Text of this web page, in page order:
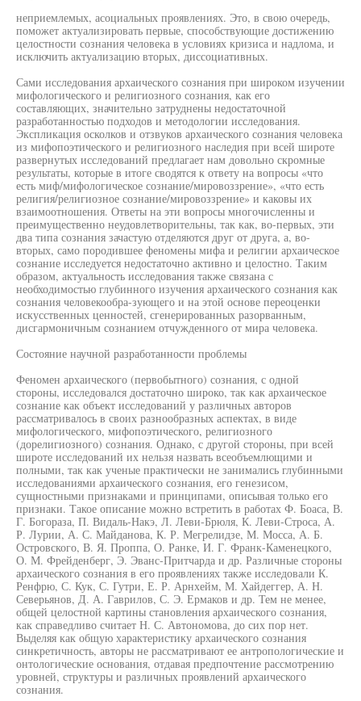
неприемлемых, асоциальных проявлениях. Это, в свою очередь,
поможет актуализировать первые, способствующие достижению
целостности сознания человека в условиях кризиса и надлома, и
исключить актуализацию вторых, диссоциативных.
Сами исследования архаического сознания при широком изучении
мифологического и религиозного сознания, как его
составляющих, значительно затруднены недостаточной
разработанностью подходов и методологии исследования.
Экспликация осколков и отзвуков архаического сознания человека
из мифопоэтического и религиозного наследия при всей широте
развернутых исследований предлагает нам довольно скромные
результаты, которые в итоге сводятся к ответу на вопросы «что
есть миф/мифологическое сознание/мировоззрение», «что есть
религия/религиозное сознание/мировоззрение» и каковы их
взаимоотношения. Ответы на эти вопросы многочисленны и
преимущественно неудовлетворительны, так как, во-первых, эти
два типа сознания зачастую отделяются друг от друга, а, во-
вторых, само породившее феномены мифа и религии архаическое
сознание исследуется недостаточно активно и целостно. Таким
образом, актуальность исследования также связана с
необходимостью глубинного изучения архаического сознания как
сознания человекообра-зующего и на этой основе переоценки
искусственных ценностей, сгенерированных разорванным,
дисгармоничным сознанием отчужденного от мира человека.
Состояние научной разработанности проблемы
Феномен архаического (первобытного) сознания, с одной
стороны, исследовался достаточно широко, так как архаическое
сознание как объект исследований у различных авторов
рассматривалось в своих разнообразных аспектах, в виде
мифологического, мифопоэтического, религиозного
(дорелигиозного) сознания. Однако, с другой стороны, при всей
широте исследований их нельзя назвать всеобъемлющими и
полными, так как ученые практически не занимались глубинными
исследованиями архаического сознания, его генезисом,
сущностными признаками и принципами, описывая только его
признаки. Такое описание можно встретить в работах Ф. Боаса, В.
Г. Богораза, П. Видаль-Накэ, Л. Леви-Брюля, К. Леви-Строса, А.
Р. Лурии, А. С. Майданова, К. Р. Мегрелидзе, М. Мосса, А. Б.
Островского, В. Я. Проппа, О. Ранке, И. Г. Франк-Каменецкого,
О. М. Фрейденберг, Э. Эванс-Притчарда и др. Различные стороны
архаического сознания в его проявлениях также исследовали К.
Ренфрю, С. Кук, С. Гутри, Е. Р. Арнхейм, М. Хайдеггер, А. Н.
Северьянов, Д. А. Гаврилов, С. Э. Ермаков и др. Тем не менее,
общей целостной картины становления архаического сознания,
как справедливо считает Н. С. Автономова, до сих пор нет.
Выделяя как общую характеристику архаического сознания
синкретичность, авторы не рассматривают ее антропологические и
онтологические основания, отдавая предпочтение рассмотрению
уровней, структуры и различных проявлений архаического
сознания.